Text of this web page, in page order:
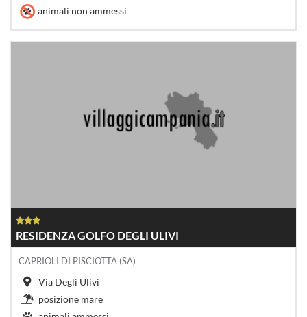
animali non ammessi
RESIDENZA GOLFO DEGLI ULIVI
CAPRIOLI DI PISCIOTTA (SA)
Via Degli Ulivi
posizione mare